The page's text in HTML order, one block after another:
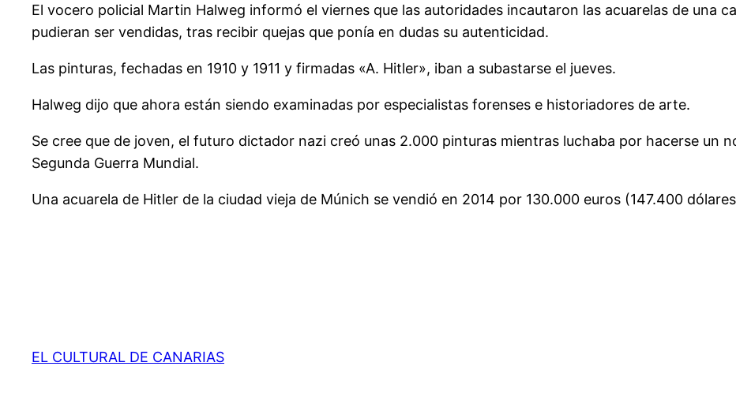
El vocero policial Martin Halweg informó el viernes que las autoridades incautaron las acuarelas de una
pudieran ser vendidas, tras recibir quejas que ponía en dudas su autenticidad.
Las pinturas, fechadas en 1910 y 1911 y firmadas «A. Hitler», iban a subastarse el jueves.
Halweg dijo que ahora están siendo examinadas por especialistas forenses e historiadores de arte.
Se cree que de joven, el futuro dictador nazi creó unas 2.000 pinturas mientras luchaba por hacerse un
Segunda Guerra Mundial.
Una acuarela de Hitler de la ciudad vieja de Múnich se vendió en 2014 por 130.000 euros (147.400
EL CULTURAL DE CANARIAS